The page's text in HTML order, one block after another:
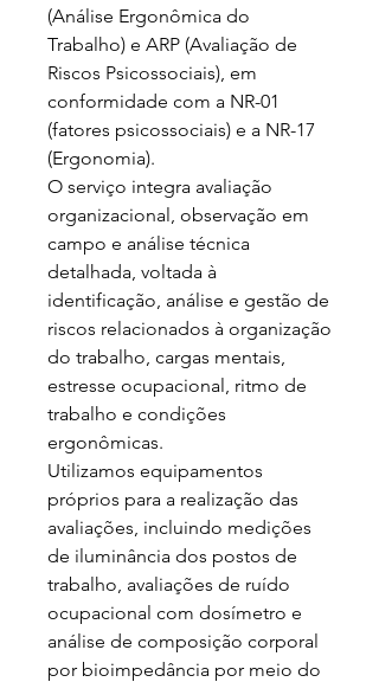
(Análise Ergonômica do
Trabalho) e ARP (Avaliação de
Riscos Psicossociais), em
conformidade com a NR-01
(fatores psicossociais) e a NR-17
(Ergonomia).
O serviço integra avaliação
organizacional, observação em
campo e análise técnica
detalhada, voltada à
identificação, análise e gestão de
riscos relacionados à organização
do trabalho, cargas mentais,
estresse ocupacional, ritmo de
trabalho e condições
ergonômicas.
Utilizamos equipamentos
próprios para a realização das
avaliações, incluindo medições
de iluminância dos postos de
trabalho, avaliações de ruído
ocupacional com dosímetro e
análise de composição corporal
por bioimpedância por meio do